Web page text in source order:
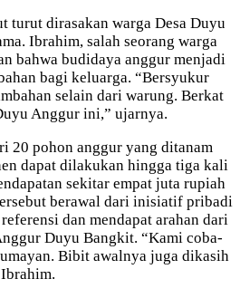
turut dirasakan warga Desa Duyu
Ibrahim, salah seorang warga
bahwa budidaya anggur menjadi
bagi keluarga. “Bersyukur
selain dari warung. Berkat
Anggur ini,” ujarnya.
20 pohon anggur yang ditanam
dapat dilakukan hingga tiga kali
sekitar empat juta rupiah
berawal dari inisiatif pribadi
dan mendapat arahan dari
Duyu Bangkit. “Kami coba-
Bibit awalnya juga dikasih